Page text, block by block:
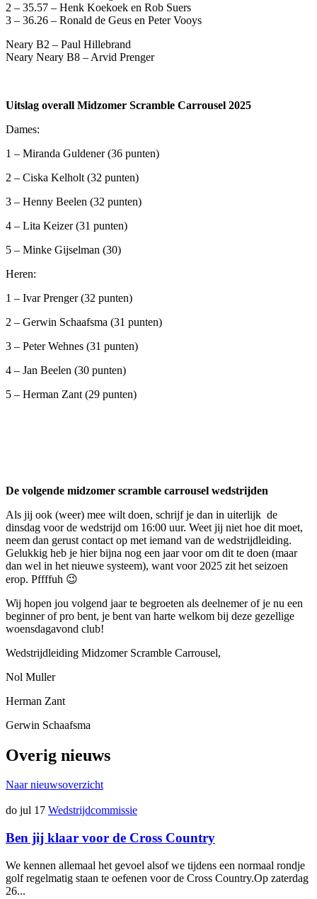
2 – 35.57 – Henk Koekoek en Rob Suers
3 – 36.26 – Ronald de Geus en Peter Vooys
Neary B2 – Paul Hillebrand
Neary Neary B8 – Arvid Prenger
Uitslag overall Midzomer Scramble Carrousel 2025
Dames:
1 – Miranda Guldener (36 punten)
2 – Ciska Kelholt (32 punten)
3 – Henny Beelen (32 punten)
4 – Lita Keizer (31 punten)
5 – Minke Gijselman (30)
Heren:
1 – Ivar Prenger (32 punten)
2 – Gerwin Schaafsma (31 punten)
3 – Peter Wehnes (31 punten)
4 – Jan Beelen (30 punten)
5 – Herman Zant (29 punten)
De volgende midzomer scramble carrousel wedstrijden
Als jij ook (weer) mee wilt doen, schrijf je dan in uiterlijk de
dinsdag voor de wedstrijd om 16:00 uur. Weet jij niet hoe dit moet,
neem dan gerust contact op met iemand van de wedstrijdleiding.
Gelukkig heb je hier bijna nog een jaar voor om dit te doen (maar
dan wel in het nieuwe systeem), want voor 2025 zit het seizoen
erop. Pffffuh 😉
Wij hopen jou volgend jaar te begroeten als deelnemer of je nu een
beginner of pro bent, je bent van harte welkom bij deze gezellige
woensdagavond club!
Wedstrijdleiding Midzomer Scramble Carrousel,
Nol Muller
Herman Zant
Gerwin Schaafsma
Overig nieuws
Naar nieuwsoverzicht
do jul 17 Wedstrijdcommissie
Ben jij klaar voor de Cross Country
We kennen allemaal het gevoel alsof we tijdens een normaal rondje
golf regelmatig staan te oefenen voor de Cross Country.Op zaterdag
26...